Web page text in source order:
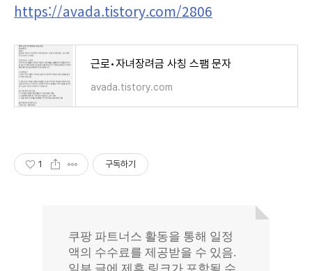
https://avada.tistory.com/2806
근로•자녀장려금 사칭 스팸 문자
avada.tistory.com
1 구독하기